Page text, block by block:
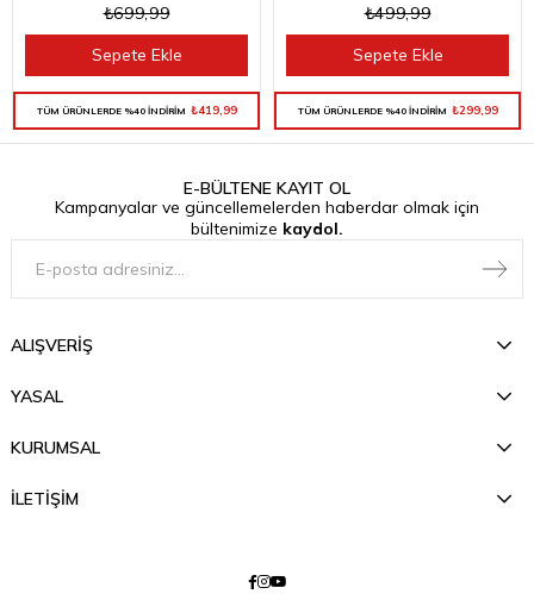
₺699,99
TÜM ÜRÜNLERDE %40 İNDİRİM ₺419,99
Sepete Ekle
₺499,99
TÜM ÜRÜNLERDE %40 İNDİRİM ₺299,99
Sepete Ekle
E-BÜLTENE KAYIT OL
Kampanyalar ve güncellemelerden haberdar olmak için
bültenimize kaydol.
ALIŞVERİŞ
YASAL
KURUMSAL
İLETİŞİM